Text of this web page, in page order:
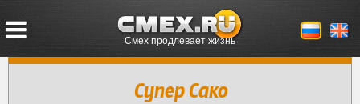
Смех продлевает жизнь
Супер Сако